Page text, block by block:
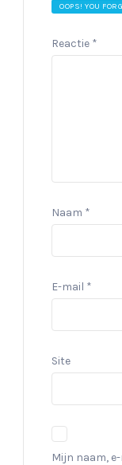
OOPS! YOU
Reactie *
Naam *
E-mail *
Site
Mijn naam,